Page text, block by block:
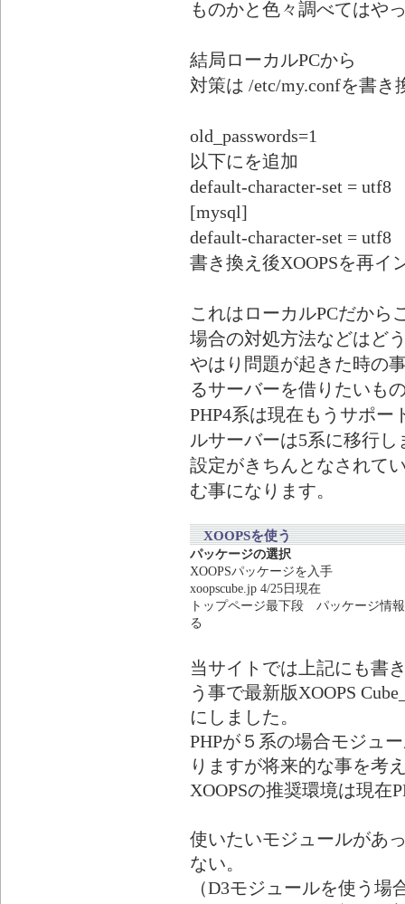
ものかと色々調べてはや
結局ローカルPCから
対策は /etc/my.confを書き
old_passwords=1
以下にを追加
default-character-set = utf8
[mysql]
default-character-set = utf8
書き換え後XOOPSを再イ
これはローカルPCだから
場合の対処方法などはど
やはり問題が起きた時の
るサーバーを借りたいも
PHP4系は現在もうサポ
ルサーバーは5系に移行し
設定がきちんとなされて
む事になります。
XOOPSを使う
パッケージの選択
XOOPSパッケージを入手
xoopscube.jp 4/25日現在
トップページ最下段 パッケージ情
る
当サイトでは上記にも書
う事で最新版XOOPS
にしました。
PHPが５系の場合モジュ
りますが将来的な事を考
XOOPSの推奨環境は現在
使いたいモジュールがあ
ない。
（D3モジュールを使う場